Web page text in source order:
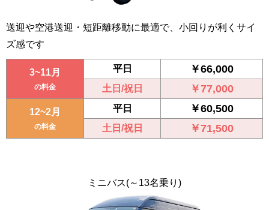
送迎や空港送迎・短距離移動に最適で、小回りが利くサイ
ズ感です
3~11月
の料金
平日 ￥66,000
土日/祝日 ￥77,000
12~2月
の料金
平日 ￥60,500
土日/祝日 ￥71,500
ミニバス(～13名乗り)